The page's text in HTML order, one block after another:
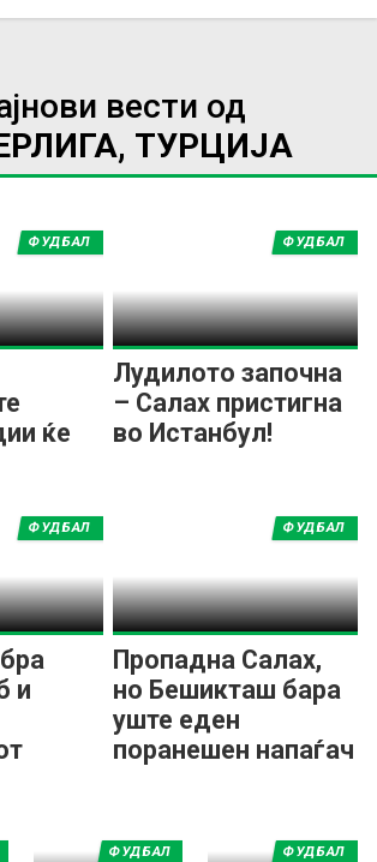
вести од
ТУРЦИЈА
ќе
ФУДБАЛ
Лудилото започна
– Салах пристигна
во Истанбул!
ФУДБАЛ
и
ФУДБАЛ
Пропадна Салах,
но Бешикташ бара
уште еден
поранешен напаѓач
ФУДБАЛ
ФУДБАЛ ФУДБАЛ